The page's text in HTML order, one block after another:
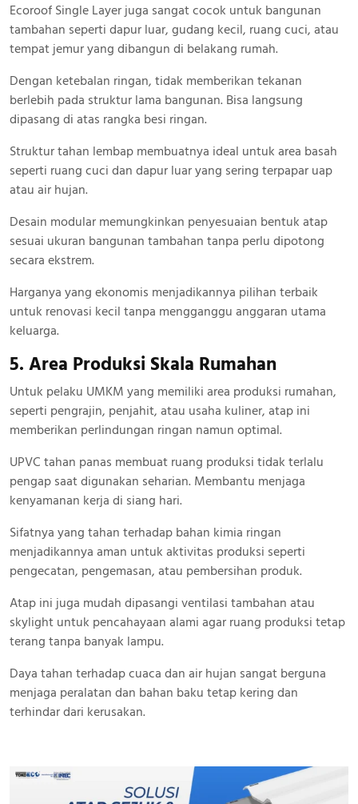
Ecoroof Single Layer juga sangat cocok untuk bangunan
tambahan seperti dapur luar, gudang kecil, ruang cuci, atau
tempat jemur yang dibangun di belakang rumah.
Dengan ketebalan ringan, tidak memberikan tekanan
berlebih pada struktur lama bangunan. Bisa langsung
dipasang di atas rangka besi ringan.
Struktur tahan lembap membuatnya ideal untuk area basah
seperti ruang cuci dan dapur luar yang sering terpapar uap
atau air hujan.
Desain modular memungkinkan penyesuaian bentuk atap
sesuai ukuran bangunan tambahan tanpa perlu dipotong
secara ekstrem.
Harganya yang ekonomis menjadikannya pilihan terbaik
untuk renovasi kecil tanpa mengganggu anggaran utama
keluarga.
5. Area Produksi Skala Rumahan
Untuk pelaku UMKM yang memiliki area produksi rumahan,
seperti pengrajin, penjahit, atau usaha kuliner, atap ini
memberikan perlindungan ringan namun optimal.
UPVC tahan panas membuat ruang produksi tidak terlalu
pengap saat digunakan seharian. Membantu menjaga
kenyamanan kerja di siang hari.
Sifatnya yang tahan terhadap bahan kimia ringan
menjadikannya aman untuk aktivitas produksi seperti
pengecatan, pengemasan, atau pembersihan produk.
Atap ini juga mudah dipasangi ventilasi tambahan atau
skylight untuk pencahayaan alami agar ruang produksi tetap
terang tanpa banyak lampu.
Daya tahan terhadap cuaca dan air hujan sangat berguna
menjaga peralatan dan bahan baku tetap kering dan
terhindar dari kerusakan.